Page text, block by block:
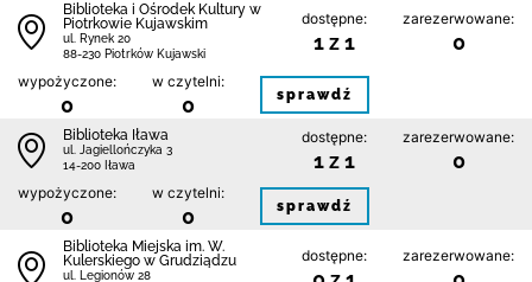
Biblioteka i Ośrodek Kultury w
Piotrkowie Kujawskim
ul. Rynek 20
88-230 Piotrków Kujawski
dostępne:
1 z 1
zarezerwowane:
0
wypożyczone:
0
w czytelni:
0 sprawdź
Biblioteka Iława
ul. Jagiellończyka 3
14-200 Iława
dostępne:
1 z 1
zarezerwowane:
0
wypożyczone:
0
w czytelni:
0 sprawdź
Biblioteka Miejska im. W.
Kulerskiego w Grudziądzu
ul. Legionów 28
dostępne: zarezerwowane: